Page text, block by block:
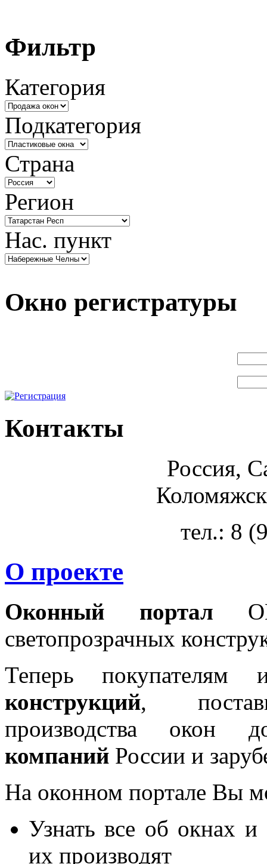
Фильтр
Категория
Подкатегория
Страна
Регион
Нас. пункт
Окно регистратуры
Контакты
Россия,
тел.: 8
О проекте
Оконный портал
светопрозрачных
Теперь покупателям
конструкций,
производства окон
компаний России и
На оконном портале Вы
Узнать все об окнах и
их производят